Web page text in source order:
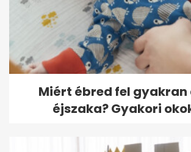
Meghalt Jean-
francia Nemzeti
alapítója
Miért ébred fel gyakran
éjszaka? Gyakori